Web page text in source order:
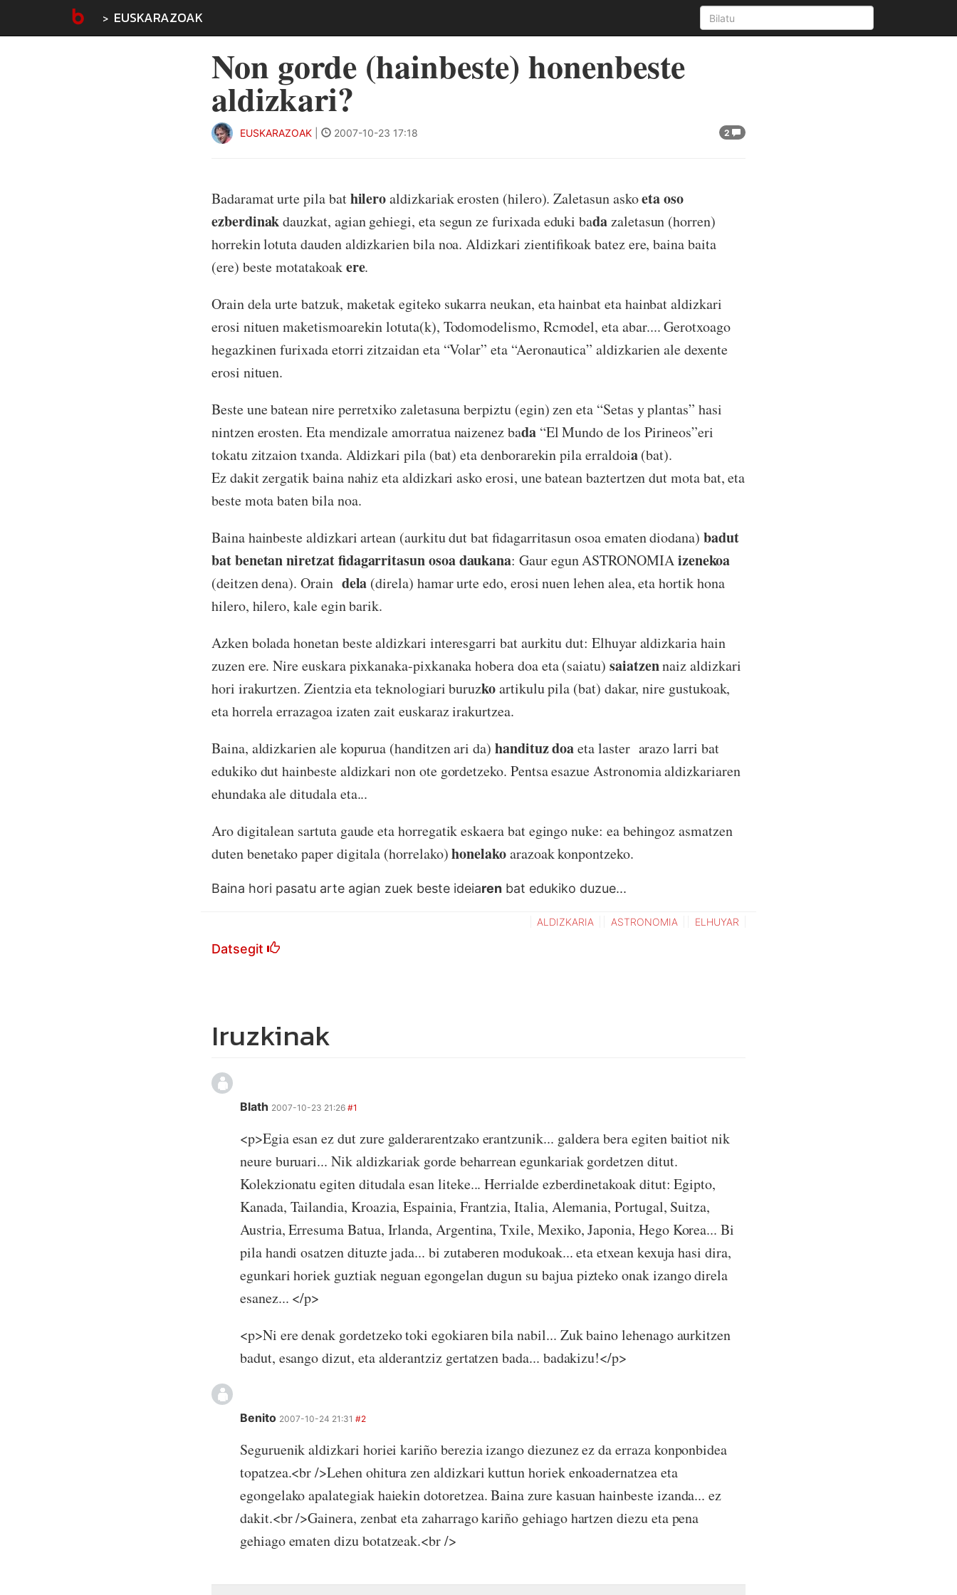
EUSKARAZOAK
Non gorde (hainbeste) honenbeste
aldizkari?
EUSKARAZOAK 2007-10-23 17:18 2
Badaramat urte pila bathileroaldizkariak erosten (hilero). Zaletasun askoeta oso
ezberdinakdauzkat, agian gehiegi, eta segun ze furixada eduki badazaletasun (horren)
horrekin lotuta dauden aldizkarien bila noa. Aldizkari zientifikoak batez ere, baina baita
(ere) beste motatakoakere.
Orain dela urte batzuk, maketak egiteko sukarra neukan, eta hainbat eta hainbat aldizkari
erosi nituen maketismoarekin lotuta(k), Todomodelismo, Rcmodel, eta abar.... Gerotxoago
hegazkinen furixada etorri zitzaidan eta “Volar” eta “Aeronautica” aldizkarien ale dexente
erosi nituen.
Beste une batean nire perretxiko zaletasuna berpiztu (egin) zen eta “Setas y plantas” hasi
nintzen erosten. Eta mendizale amorratua naizenez bada“El Mundo de los Pirineos”eri
tokatu zitzaion txanda. Aldizkari pila (bat) eta denborarekin pila erraldoia(bat).
Ez dakit zergatik baina nahiz eta aldizkari asko erosi, une batean baztertzen dut mota bat, eta
beste mota baten bila noa.
Baina hainbeste aldizkari artean (aurkitu dut bat fidagarritasun osoa ematen diodana) badut
bat benetan niretzat fidagarritasun osoa daukana: Gaur egun ASTRONOMIAizenekoa
(deitzen dena). Orain dela (direla) hamar urte edo, erosi nuen lehen alea, eta hortik hona
hilero, hilero, kale egin barik.
Azken bolada honetan beste aldizkari interesgarri bat aurkitu dut: Elhuyar aldizkaria hain
zuzen ere. Nire euskara pixkanaka-pixkanaka hobera doa eta (saiatu) saiatzennaiz aldizkari
hori irakurtzen. Zientzia eta teknologiari buruzkoartikulu pila (bat) dakar, nire gustukoak,
eta horrela errazagoa izaten zait euskaraz irakurtzea.
Baina, aldizkarien ale kopurua (handitzen ari da) handituz doaeta laster arazo larri bat
edukiko dut hainbeste aldizkari non ote gordetzeko. Pentsa esazue Astronomia aldizkariaren
ehundaka ale ditudala eta...
Aro digitalean sartuta gaude eta horregatik eskaera bat egingo nuke: ea behingoz asmatzen
duten benetako paper digitala (horrelako)honelakoarazoak konpontzeko.
Baina hori pasatu arte agian zuek beste ideiaren bat edukiko duzue...
Datsegit
ALDIZKARIA ASTRONOMIA ELHUYAR
Iruzkinak
Blath 2007-10-23 21:26 #1
<p>Egia esan ez dut zure galderarentzako erantzunik... galdera bera egiten baitiot nik
neure buruari... Nik aldizkariak gorde beharrean egunkariak gordetzen ditut.
Kolekzionatu egiten ditudala esan liteke... Herrialde ezberdinetakoak ditut: Egipto,
Kanada, Tailandia, Kroazia, Espainia, Frantzia, Italia, Alemania, Portugal, Suitza,
Austria, Erresuma Batua, Irlanda, Argentina, Txile, Mexiko, Japonia, Hego Korea... Bi
pila handi osatzen dituzte jada... bi zutaberen modukoak... eta etxean kexuja hasi dira,
egunkari horiek guztiak neguan egongelan dugun su bajua pizteko onak izango direla
esanez... </p>
<p>Ni ere denak gordetzeko toki egokiaren bila nabil... Zuk baino lehenago aurkitzen
badut, esango dizut, eta alderantziz gertatzen bada... badakizu!</p>
Benito 2007-10-24 21:31 #2
Seguruenik aldizkari horiei kariño berezia izango diezunez ez da erraza konponbidea
topatzea.<br />Lehen ohitura zen aldizkari kuttun horiek enkoadernatzea eta
egongelako apalategiak haiekin dotoretzea. Baina zure kasuan hainbeste izanda... ez
dakit.<br />Gainera, zenbat eta zaharrago kariño gehiago hartzen diezu eta pena
gehiago ematen dizu botatzeak.<br />